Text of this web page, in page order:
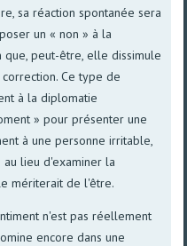
sa réaction spontanée sera
un « non » à la
peut-être, elle dissimule
Ce type de
à la diplomatie
» pour présenter une
à une personne irritable,
lieu d'examiner la
mériterait de l'être.
n'est pas réellement
encore dans une